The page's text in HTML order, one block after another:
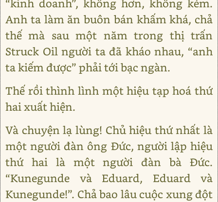
“kinh doanh”, không hơn, không kém.
Anh ta làm ăn buôn bán khấm khá, chả
thế mà sau một năm trong thị trấn
Struck Oil người ta đã kháo nhau, “anh
ta kiếm được” phải tới bạc ngàn.
Thế rồi thình lình một hiệu tạp hoá thứ
hai xuất hiện.
Và chuyện lạ lùng! Chủ hiệu thứ nhất là
một người đàn ông Đức, người lập hiệu
thứ hai là một người đàn bà Đức.
“Kunegunde và Eduard, Eduard và
Kunegunde!”. Chả bao lâu cuộc xung đột